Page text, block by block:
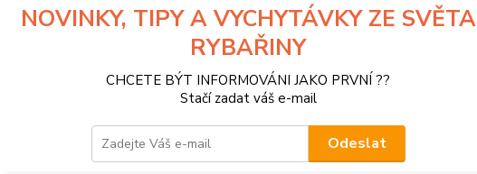
Podběráky
Kč Od
NOVINKY, TIPY A VYCHYTÁVKY ZE SVĚTA
RYBAŘINY
CHCETE BÝT INFORMOVÁNI JAKO PRVNÍ ??
Stačí zadat váš e-mail
Odeslat